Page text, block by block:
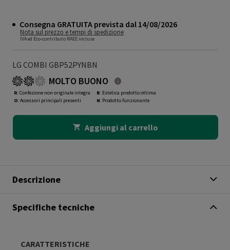
Consegna GRATUITA prevista dal 14/08/2026
Nota sul prezzo e tempi di spedizione
IVA ed Eco-contributo RAEE incluse
LG COMBI GBP52PYNBN
MOLTO BUONO
R: Confezione non originale integra
O: Accessori principali presenti
B: Estetica prodotto ottima
N: Prodotto funzionante
Aggiungi al carrello
Descrizione
Specifiche tecniche
CARATTERISTICHE